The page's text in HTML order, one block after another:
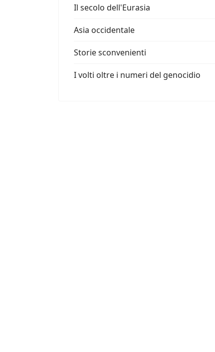
Il secolo dell'Eurasia
Asia occidentale
Storie sconvenienti
I volti oltre i numeri del genocidio